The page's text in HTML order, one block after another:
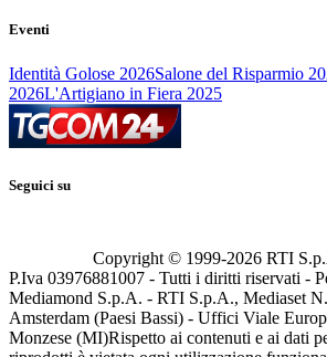
Eventi
Identità Golose 2026Salone del Risparmio
2026L'Artigiano in Fiera 2025
Seguici su
Copyright © 1999-2026 RTI
P.Iva 03976881007 - Tutti i diritti riservati -
Mediamond S.p.A. - RTI S.p.A., Mediaset
Amsterdam (Paesi Bassi) - Uffici Viale
Monzese (MI)Rispetto ai contenuti e ai dati